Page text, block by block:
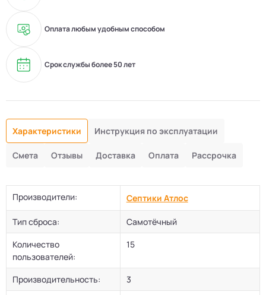
Оплата любым удобным способом
Срок службы более 50 лет
Характеристики Инструкция по эксплуатации
Смета Отзывы Доставка Оплата Рассрочка
Производители: Септики Атлос
Тип сброса:
Самотёчный
Количество
пользователей:
15
Производительность:
3